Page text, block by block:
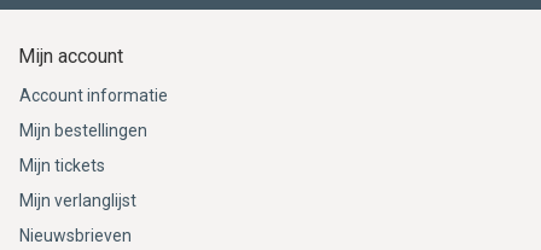
Mijn account
Account informatie
Mijn bestellingen
Mijn tickets
Mijn verlanglijst
Nieuwsbrieven